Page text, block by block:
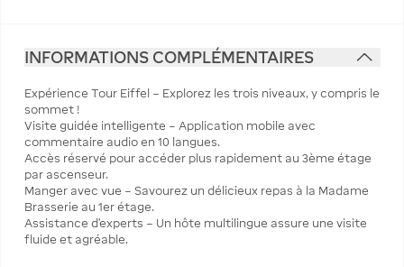
INFORMATIONS COMPLÉMENTAIRES
Expérience Tour Eiffel – Explorez les trois niveaux, y compris le
sommet !
Visite guidée intelligente – Application mobile avec
commentaire audio en 10 langues.
Accès réservé pour accéder plus rapidement au 3ème étage
par ascenseur.
Manger avec vue – Savourez un délicieux repas à la Madame
Brasserie au 1er étage.
Assistance d'experts – Un hôte multilingue assure une visite
fluide et agréable.